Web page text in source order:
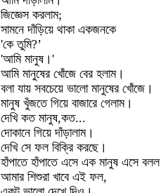
জিজ্ঞেস করলাম;
সামনে দাঁড়িয়ে থাকা একজনকে
'কে তুমি?’
'আমি মানুষ।'
আমি মানুষের খোঁজে বের হলাম।
বলা যায় সবচেয়ে ভালো মানুষের খোঁজে।
মানুষ খুঁজতে গিয়ে বাজারে গেলাম।
দেখি কত মানুষ,কত...
দোকানে গিয়ে দাঁড়ালাম।
দেখি সে ফল বিক্রি করছে।
হাঁপাতে হাঁপাতে এসে এক মানুষ এসে বলল
আমার শিশুরা খাবে এই ফল,